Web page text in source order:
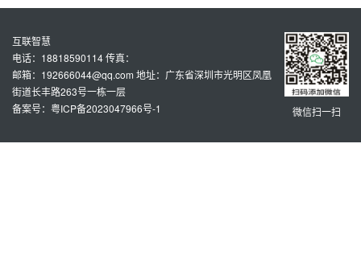
微信扫一扫
互联智慧
电话：18818590114 传真：
邮箱：192666044@qq.com 地址：广东省深圳市光明区凤凰
街道长丰路263号一栋一层
备案号：粤ICP备2023047966号-1